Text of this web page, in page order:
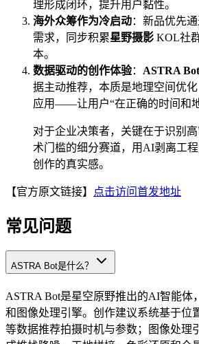
理形成闭环，提升用户黏性。
海外众筹作为冷启动：新品优先
需求，同步积累星野摄影 KOL社
本。
数据驱动的创作体验： ASTRA Bot
据主动推荐，本质是地理空间优
应用——让用户“在正确的时间和地
对于企业决策者，关键在于识别
术门槛的细分赛道，用AI剥离工
创作的真实感。
【官方原文链接】 点击访问首发地址
常见问题
ASTRA Bot是什么？
ASTRA Bot是星空原野推出的AI智能体
和图像处理引擎。创作建议系统基于位
等数据推荐拍摄时机与参数；图像处理